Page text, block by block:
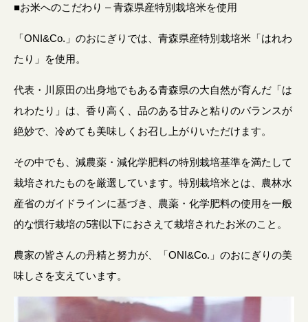
■お米へのこだわり – 青森県産特別栽培米を使用
「ONI&Co.」のおにぎりでは、青森県産特別栽培米「はれわ
たり」を使用。
代表・川原田の出身地でもある青森県の大自然が育んだ「は
れわたり」は、香り高く、品のある甘みと粘りのバランスが
絶妙で、冷めても美味しくお召し上がりいただけます。
その中でも、減農薬・減化学肥料の特別栽培基準を満たして
栽培されたものを厳選しています。特別栽培米とは、農林水
産省のガイドラインに基づき、農薬・化学肥料の使用を一般
的な慣行栽培の5割以下におさえて栽培されたお米のこと。
農家の皆さんの丹精と努力が、「ONI&Co.」のおにぎりの美
味しさを支えています。